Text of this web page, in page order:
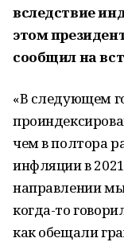
вследствие
этом
сообщил на
«В следующем
чем в полтора
инфляции в
направлении мы
когда-то
как обещали